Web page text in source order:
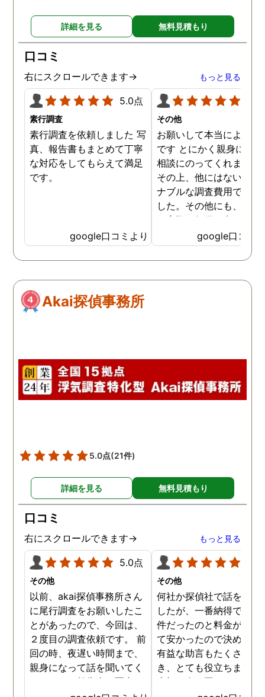
詳細を見る 無料見積もり
口コミ
右にスクロールできます→ もっと見る
5.0点
素行調査
素行調査を依頼しました 写
真、報告書もまとめて丁寧
な対応をしてもらえて満足
です。
google口コミより
その他
お願いして本当によかっ
です とにかく親身にな
相談にのってくれました
その上、他にはないリー
ナブルな調査費用で済み
した。その他にも、相談
ら実際に行動に出て頂い
のが、スゴく早く問題を
決していただき、大変助
りました。 次回も是非
しろ最初の相談の段階が
google口コミ
Akai探偵事務所
5.0点(21件)
詳細を見る 無料見積もり
口コミ
右にスクロールできます→ もっと見る
5.0点
その他
以前、akai探偵事務所さん
に尾行調査をお願いしたこ
とがあったので、今回は、
２度目の調査依頼です。 前
回の時、夜遅い時間まで、
親身になって話を聞いてく
れたのと、報告書の写真
その他
何社か探偵社で話を聞き
したが、一番納得できる
件だったのと料金が比較
て安かったので決めまし
有益な助言もたくさん頂
き、とても役立ちました
大切な人が困っていたら